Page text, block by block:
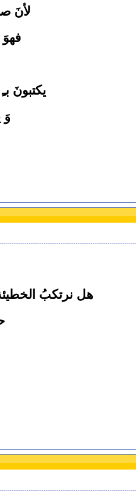
لأنَ
فهوَ
يكتبونَ
وَ
هل نرتكبُ الخطيئة